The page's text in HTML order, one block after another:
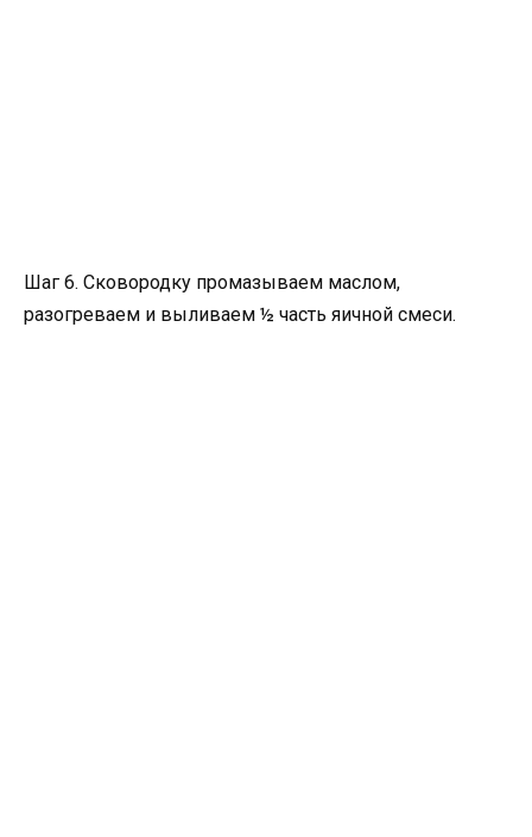
Шаг 6. Сковородку промазываем маслом,
разогреваем и выливаем ½ часть яичной смеси.